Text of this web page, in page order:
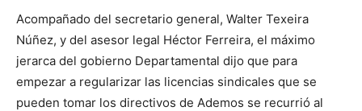
Acompañado del secretario general, Walter Texeira
Núñez, y del asesor legal Héctor Ferreira, el máximo
jerarca del gobierno Departamental dijo que para
empezar a regularizar las licencias sindicales que se
pueden tomar los directivos de Ademos se recurrió al